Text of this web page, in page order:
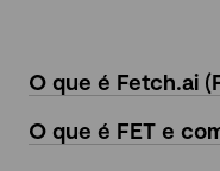
O que é Fetch.ai
O que é FET e